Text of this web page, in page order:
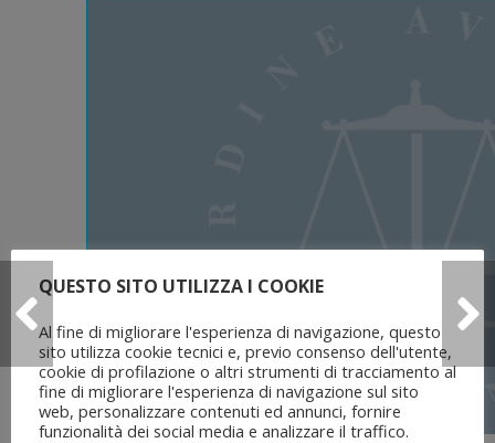
QUESTO SITO UTILIZZA I COOKIE
Al fine di migliorare l'esperienza di navigazione, questo
sito utilizza cookie tecnici e, previo consenso dell'utente,
cookie di profilazione o altri strumenti di tracciamento al
fine di migliorare l'esperienza di navigazione sul sito
web, personalizzare contenuti ed annunci, fornire
funzionalità dei social media e analizzare il traffico.